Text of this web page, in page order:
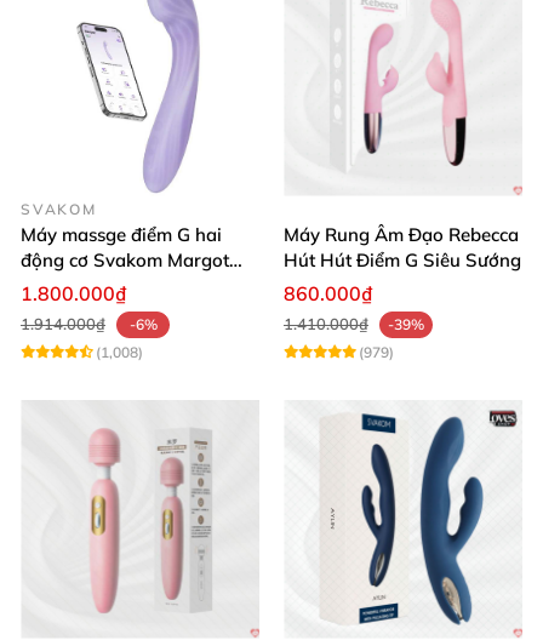
SVAKOM
Máy massge điểm G hai
động cơ Svakom Margot
điều khiển qua app
1.800.000₫
1.914.000₫
-6%
(1,008)
Máy Rung Âm Đạo Rebecca
Hút Hút Điểm G Siêu Sướng
860.000₫
1.410.000₫
-39%
(979)